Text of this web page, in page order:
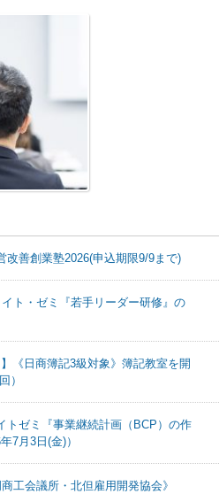
改善創業塾2026(申込期限9/9まで)
ト・ゼミ『若手リーダー研修』の
《日商簿記3級対象》簿記教室を開
）
トゼミ『事業継続計画（BCP）の作
7月3日(金)）
工会議所・北但雇用開発協会》